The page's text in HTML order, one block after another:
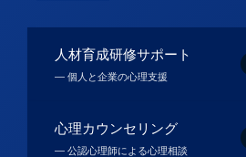
人材育成研修サポート
― 個人と企業の心理支援
心理カウンセリング
― 公認心理師による心理相談